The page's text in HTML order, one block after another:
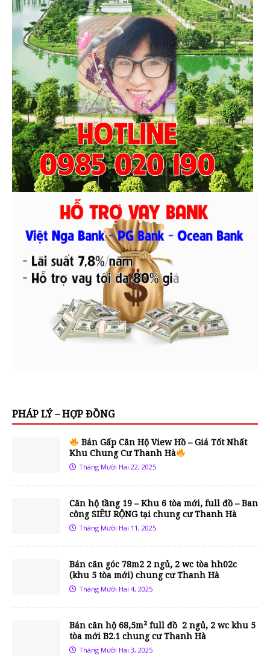
PHÁP LÝ – HỢP ĐỒNG
Bán Gấp Căn Hộ View Hồ – Giá Tốt Nhất
Khu Chung Cư Thanh Hà
Tháng Mười Hai 22, 2025
Căn hộ tầng 19 – Khu 6 tòa mới, full đồ – Ban
công SIÊU RỘNG tại chung cư Thanh Hà
Tháng Mười Hai 11, 2025
Bán căn góc 78m2 2 ngủ, 2 wc tòa hh02c
(khu 5 tòa mới) chung cư Thanh Hà
Tháng Mười Hai 4, 2025
Bán căn hộ 68,5m² full đồ 2 ngủ, 2 wc khu 5
tòa mới B2.1 chung cư Thanh Hà
Tháng Mười Hai 3, 2025